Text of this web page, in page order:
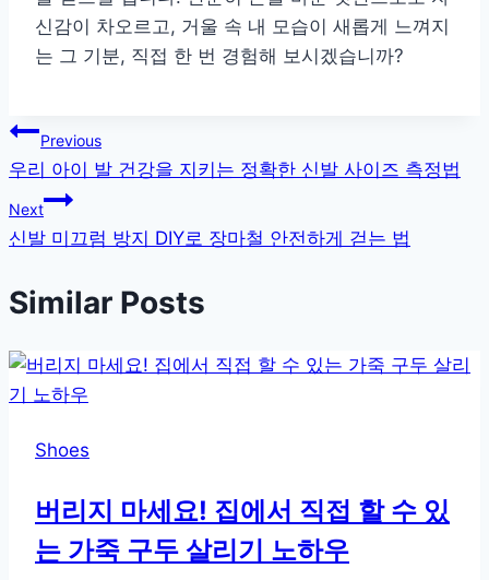
신감이 차오르고, 거울 속 내 모습이 새롭게 느껴지
는 그 기분, 직접 한 번 경험해 보시겠습니까?
글
탐
색
Previous
우리 아이 발 건강을 지키는 정확한 신발 사이즈 측정법
Next
신발 미끄럼 방지 DIY로 장마철 안전하게 걷는 법
Similar Posts
Shoes
버리지 마세요! 집에서 직접 할 수 있
는 가죽 구두 살리기 노하우